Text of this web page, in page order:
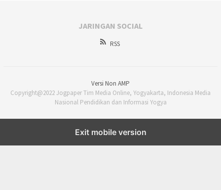
JARINGAN SOCIAL
RSS
Versi Non AMP
Copyright@2022 Jogpaper Tim Media Online, Yogyakarta, Indonesia Media
Nasional Pendidikan dan Informasi Yogya
Exit mobile version